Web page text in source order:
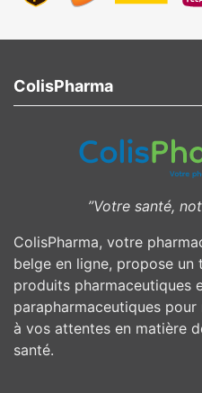
ColisPharma
”Votre santé,
ColisPharma, votre
belge en ligne, propose
produits pharmaceutiques
parapharmaceutiques
à vos attentes en matière
santé.